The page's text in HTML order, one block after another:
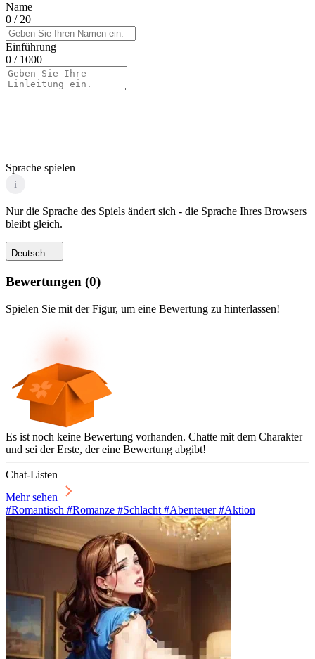
Name
0 / 20
Einführung
0 / 1000
Sprache spielen
i
Nur die Sprache des Spiels ändert sich - die Sprache Ihres Browsers
bleibt gleich.
Deutsch
Bewertungen (0)
Spielen Sie mit der Figur, um eine Bewertung zu hinterlassen!
Es ist noch keine Bewertung vorhanden. Chatte mit dem Charakter
und sei der Erste, der eine Bewertung abgibt!
Chat-Listen
Mehr sehen
#Romantisch #Romanze #Schlacht #Abenteuer #Aktion